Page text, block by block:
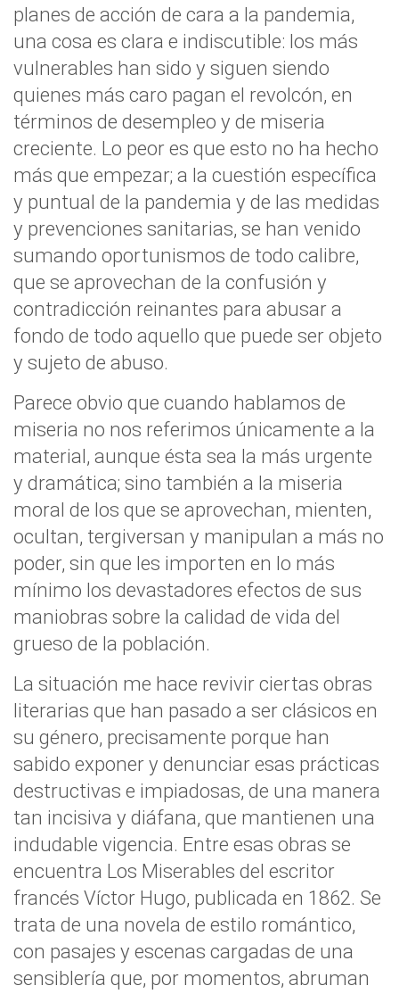
planes de acción de cara a la pandemia,
una cosa es clara e indiscutible: los más
vulnerables han sido y siguen siendo
quienes más caro pagan el revolcón, en
términos de desempleo y de miseria
creciente. Lo peor es que esto no ha hecho
más que empezar; a la cuestión específica
y puntual de la pandemia y de las medidas
y prevenciones sanitarias, se han venido
sumando oportunismos de todo calibre,
que se aprovechan de la confusión y
contradicción reinantes para abusar a
fondo de todo aquello que puede ser objeto
y sujeto de abuso.
Parece obvio que cuando hablamos de
miseria no nos referimos únicamente a la
material, aunque ésta sea la más urgente
y dramática; sino también a la miseria
moral de los que se aprovechan, mienten,
ocultan, tergiversan y manipulan a más no
poder, sin que les importen en lo más
mínimo los devastadores efectos de sus
maniobras sobre la calidad de vida del
grueso de la población.
La situación me hace revivir ciertas obras
literarias que han pasado a ser clásicos en
su género, precisamente porque han
sabido exponer y denunciar esas prácticas
destructivas e impiadosas, de una manera
tan incisiva y diáfana, que mantienen una
indudable vigencia. Entre esas obras se
encuentra Los Miserables del escritor
francés Víctor Hugo, publicada en 1862. Se
trata de una novela de estilo romántico,
con pasajes y escenas cargadas de una
sensiblería que, por momentos, abruman